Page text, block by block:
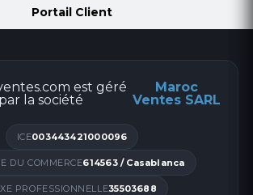
Portail Client
est géré
par la société
Maroc
Ventes SARL
ICE003443421000096
DU COMMERCE614563 / Casablanca
PROFESSIONNELLE35503688